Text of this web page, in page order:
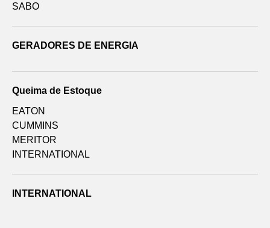
SABO
GERADORES DE ENERGIA
Queima de Estoque
EATON
CUMMINS
MERITOR
INTERNATIONAL
INTERNATIONAL